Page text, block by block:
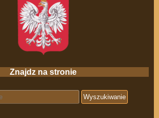
Znajdz na stronie